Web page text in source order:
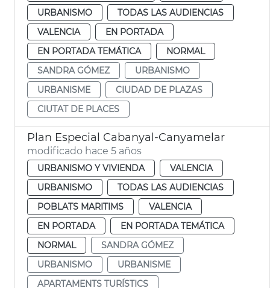
URBANISMO
TODAS LAS AUDIENCIAS
VALENCIA
EN PORTADA
EN PORTADA TEMÁTICA
NORMAL
SANDRA GÓMEZ
URBANISMO
URBANISME
CIUDAD DE PLAZAS
CIUTAT DE PLACES
Plan Especial Cabanyal-Canyamelar
modificado hace 5 años
URBANISMO Y VIVIENDA
VALENCIA
URBANISMO
TODAS LAS AUDIENCIAS
POBLATS MARITIMS
VALENCIA
EN PORTADA
EN PORTADA TEMÁTICA
NORMAL
SANDRA GÓMEZ
URBANISMO
URBANISME
APARTAMENTS TURÍSTICS